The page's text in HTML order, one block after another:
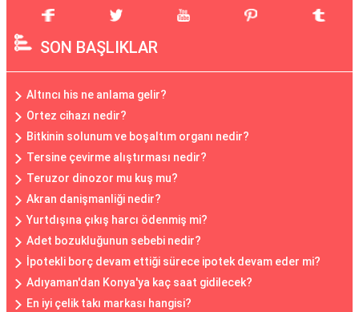
SON BAŞLIKLAR
Altıncı his ne anlama gelir?
Ortez cihazı nedir?
Bitkinin solunum ve boşaltım organı nedir?
Tersine çevirme alıştırması nedir?
Teruzor dinozor mu kuş mu?
Akran danişmanliği nedir?
Yurtdışına çıkış harcı ödenmiş mi?
Adet bozukluğunun sebebi nedir?
İpotekli borç devam ettiği sürece ipotek devam eder mi?
Adıyaman'dan Konya'ya kaç saat gidilecek?
En iyi çelik takı markası hangisi?